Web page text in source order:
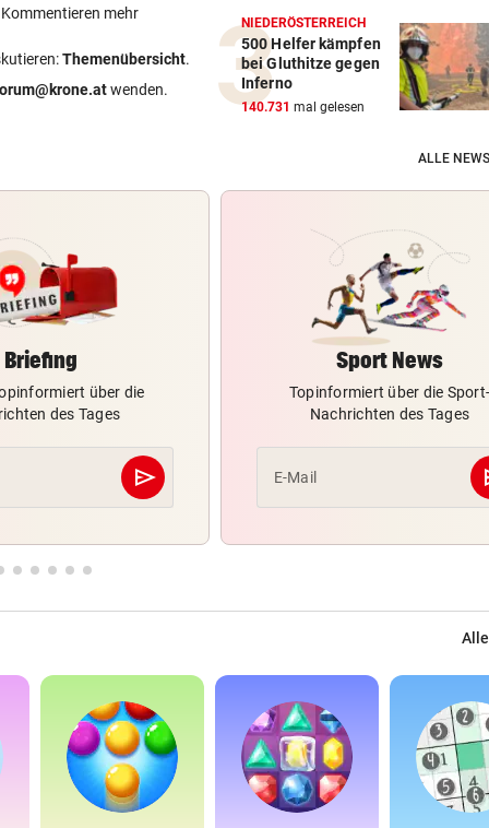
mehr
Themenübersicht.
wenden.
NIEDERÖSTERREICH
500 Helfer kämpfen
bei Gluthitze gegen
Inferno
140.731 mal gelesen
ALLE
Briefing
über die
des Tages
send
Abschicken
Sport News
Topinformiert über die Sport-
Nachrichten des Tages
E-Mail